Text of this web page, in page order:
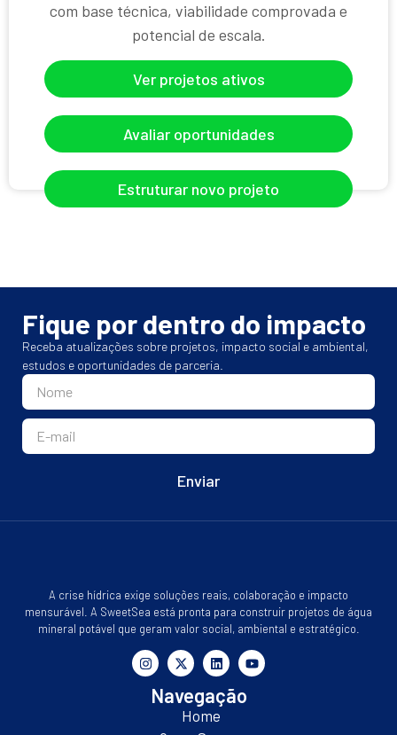
com base técnica, viabilidade comprovada e
potencial de escala.
Ver projetos ativos
Avaliar oportunidades
Estruturar novo projeto
Fique por dentro do impacto
Receba atualizações sobre projetos, impacto social e ambiental,
estudos e oportunidades de parceria.
Enviar
A crise hídrica exige soluções reais, colaboração e impacto
mensurável. A SweetSea está pronta para construir projetos de água
mineral potável que geram valor social, ambiental e estratégico.
Navegação
Home